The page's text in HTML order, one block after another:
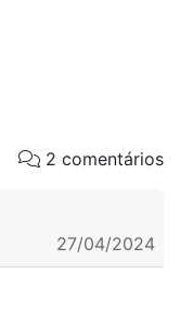
2 comentários
27/04/2024